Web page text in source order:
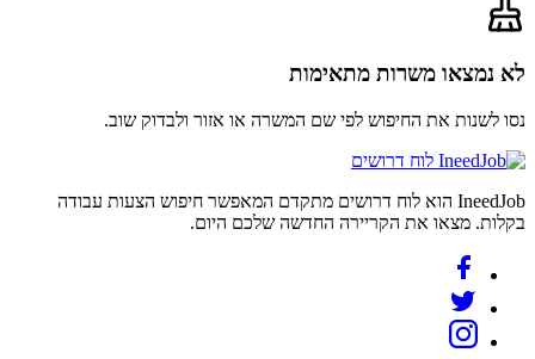
לא נמצאו משרות מתאימות
נסו לשנות את החיפוש לפי שם המשרה או אזור ולבדוק שוב.
לוח דרושים
IneedJob הוא לוח דרושים מתקדם המאפשר חיפוש הצעות עבודה
בקלות. מצאו את הקריירה החדשה שלכם היום.